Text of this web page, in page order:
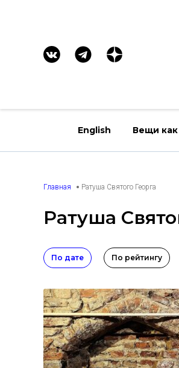
English Вещи как
Главная Ратуша Святого Георга
Ратуша
По дате По рейтингу